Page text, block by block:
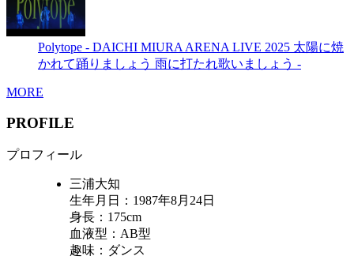
Polytope - DAICHI MIURA ARENA LIVE 2025 太陽に焼
かれて踊りましょう 雨に打たれ歌いましょう -
MORE
PROFILE
プロフィール
三浦大知
生年月日：1987年8月24日
身長：175cm
血液型：AB型
趣味：ダンス